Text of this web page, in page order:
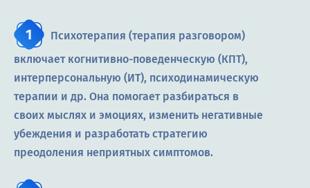
Психотерапия (терапия разговором)
включает когнитивно-поведенческую (КПТ),
интерперсональную (ИТ), психодинамическую
терапии и др. Она помогает разбираться в
своих мыслях и эмоциях, изменить негативные
убеждения и разработать стратегию
преодоления неприятных симптомов.